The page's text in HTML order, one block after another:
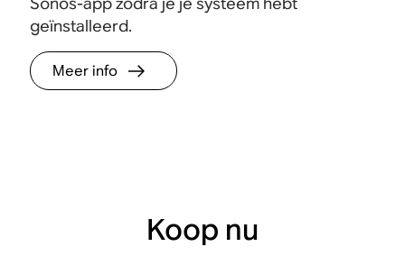
geïnstalleerd.
Meer info
Koop nu